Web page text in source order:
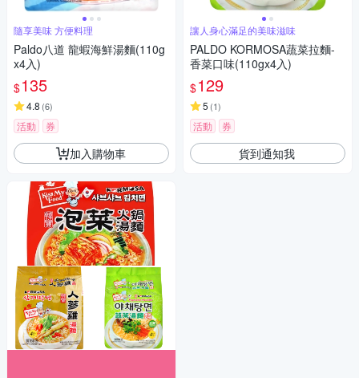
隨享美味 方便料理
Paldo八道 龍蝦海鮮湯麵(110g
x4入)
$135
4.8 (6)
活動 券
加入購物車
讓人身心滿足的美味滋味
PALDO KORMOSA蔬菜拉麵-
香菜口味(110gx4入)
$129
5 (1)
活動 券
貨到通知我